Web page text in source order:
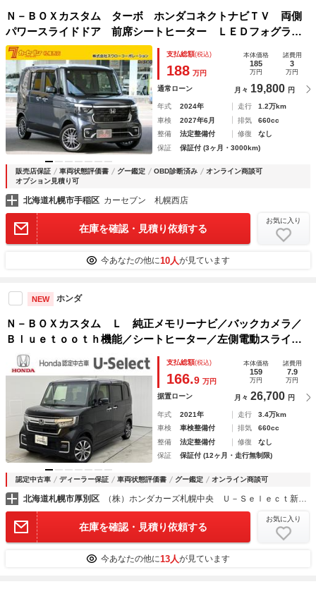
Ｎ－ＢＯＸカスタム ターボ ホンダコネクトナビＴＶ 両側
パワースライドドア 前席シートヒーター ＬＥＤフォグライ
ト ホンダセンシング パドルシフト 渋滞追従機能付アダプ
ティブクルーズコントロール パーキングセンサー
支払総額(税込)
188 万円
本体価格
185
万円
諸費用
3
万円
通常ローン 月々 19,800 円
年式 2024年 走行
1.2万km
車検
2027年6月 排気
660cc
整備
法定整備付 修復
なし
保証
保証付 (3ヶ月・3000km)
販売店保証 車両状態評価書 グー鑑定 OBD診断済み
オンライン商談可
オプション見積り可
北海道札幌市手稲区 カーセブン 札幌西店
在庫を確認・見積り依頼する
お気に入り
今あなたの他に10人が見ています
NEW ホンダ
Ｎ－ＢＯＸカスタム Ｌ 純正メモリーナビ／バックカメラ／
Ｂｌｕｅｔｏｏｔｈ機能／シートヒーター／左側電動スライド
ドア／純正ドライブレコーダー／純正エンジンスターター 盗
難防止 衝突軽減装置 アイドリングＳＴＯＰ ＡＣＣ
支払総額(税込)
166.9 万円
本体価格
159
万円
諸費用
7.9
万円
据置ローン 月々 26,700 円
年式 2021年 走行
3.4万km
車検
車検整備付 排気
660cc
整備
法定整備付 修復
なし
保証
保証付 (12ヶ月・走行無制限)
認定中古車 ディーラー保証 車両状態評価書 グー鑑定 オンライン商談可
北海道札幌市厚別区 （株）ホンダカーズ札幌中央 Ｕ－Ｓｅｌｅｃｔ新さっぽろ
在庫を確認・見積り依頼する
お気に入り
今あなたの他に13人が見ています